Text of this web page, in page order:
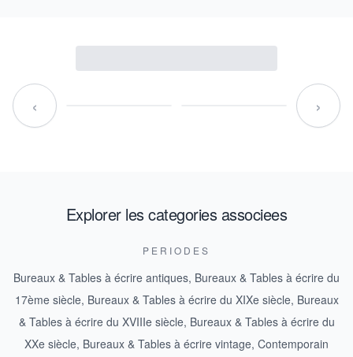
‹ ›
Explorer les categories associees
PERIODES
Bureaux & Tables à écrire antiques, Bureaux & Tables à écrire du
17ème siècle, Bureaux & Tables à écrire du XIXe siècle, Bureaux
& Tables à écrire du XVIIIe siècle, Bureaux & Tables à écrire du
XXe siècle, Bureaux & Tables à écrire vintage, Contemporain